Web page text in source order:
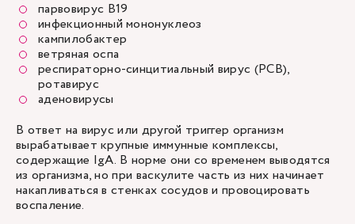
парвовирус B19
инфекционный мононуклеоз
кампилобактер
ветряная оспа
респираторно-синцитиальный вирус (РСВ),
ротавирус
аденовирусы
В ответ на вирус или другой триггер организм
вырабатывает крупные иммунные комплексы,
содержащие IgA. В норме они со временем выводятся
из организма, но при васкулите часть из них начинает
накапливаться в стенках сосудов и провоцировать
воспаление.